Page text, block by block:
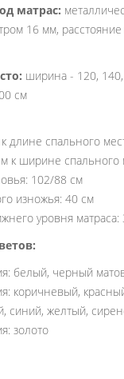
матрас:
16 мм,
ширина - 120,
см
длине спального
к ширине спального
102/88 см
изножья: 40 см
уровня матраса:
белый, черный
коричневый,
синий, желтый,
золото